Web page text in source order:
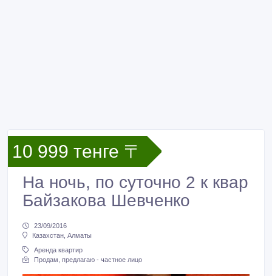
10 999 тенге 〒
На ночь, по суточно 2 к квар
Байзакова Шевченко
23/09/2016
Казахстан, Алматы
Аренда квартир
Продам, предлагаю - частное лицо